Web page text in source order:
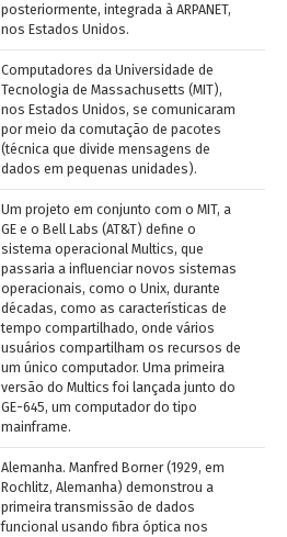
posteriormente, integrada à ARPANET,
nos Estados Unidos.
Computadores da Universidade de
Tecnologia de Massachusetts (MIT),
nos Estados Unidos, se comunicaram
por meio da comutação de pacotes
(técnica que divide mensagens de
dados em pequenas unidades).
Um projeto em conjunto com o MIT, a
GE e o Bell Labs (AT&T) define o
sistema operacional Multics, que
passaria a influenciar novos sistemas
operacionais, como o Unix, durante
décadas, como as características de
tempo compartilhado, onde vários
usuários compartilham os recursos de
um único computador. Uma primeira
versão do Multics foi lançada junto do
GE-645, um computador do tipo
mainframe.
Alemanha. Manfred Borner (1929, em
Rochlitz, Alemanha) demonstrou a
primeira transmissão de dados
funcional usando fibra óptica nos